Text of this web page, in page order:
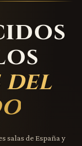
del
salas de España y